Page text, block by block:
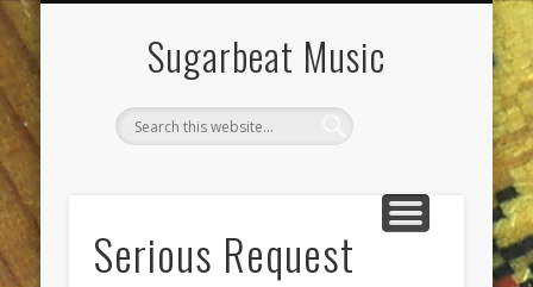
Sugarbeat Music
Serious Request